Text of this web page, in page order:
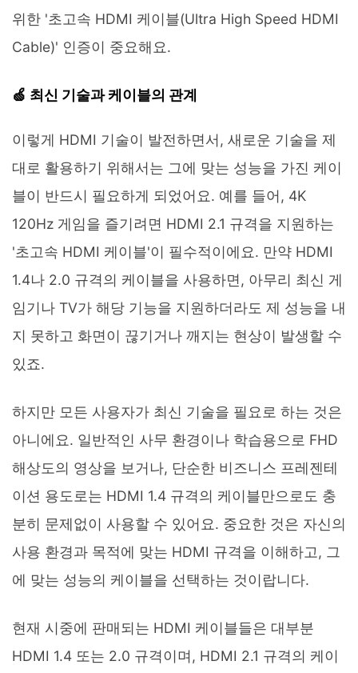
위한 '초고속 HDMI 케이블(Ultra High Speed HDMI
Cable)' 인증이 중요해요.
🍏 최신 기술과 케이블의 관계
이렇게 HDMI 기술이 발전하면서, 새로운 기술을 제
대로 활용하기 위해서는 그에 맞는 성능을 가진 케이
블이 반드시 필요하게 되었어요. 예를 들어, 4K
120Hz 게임을 즐기려면 HDMI 2.1 규격을 지원하는
'초고속 HDMI 케이블'이 필수적이에요. 만약 HDMI
1.4나 2.0 규격의 케이블을 사용하면, 아무리 최신 게
임기나 TV가 해당 기능을 지원하더라도 제 성능을 내
지 못하고 화면이 끊기거나 깨지는 현상이 발생할 수
있죠.
하지만 모든 사용자가 최신 기술을 필요로 하는 것은
아니에요. 일반적인 사무 환경이나 학습용으로 FHD
해상도의 영상을 보거나, 단순한 비즈니스 프레젠테
이션 용도로는 HDMI 1.4 규격의 케이블만으로도 충
분히 문제없이 사용할 수 있어요. 중요한 것은 자신의
사용 환경과 목적에 맞는 HDMI 규격을 이해하고, 그
에 맞는 성능의 케이블을 선택하는 것이랍니다.
현재 시중에 판매되는 HDMI 케이블들은 대부분
HDMI 1.4 또는 2.0 규격이며, HDMI 2.1 규격의 케이